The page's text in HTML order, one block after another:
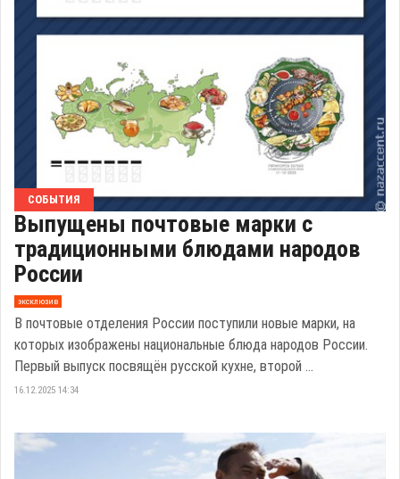
СОБЫТИЯ
Выпущены почтовые марки с
традиционными блюдами народов
России
эксклюзив
В почтовые отделения России поступили новые марки, на
которых изображены национальные блюда народов России.
Первый выпуск посвящён русской кухне, второй ...
16.12.2025 14:34